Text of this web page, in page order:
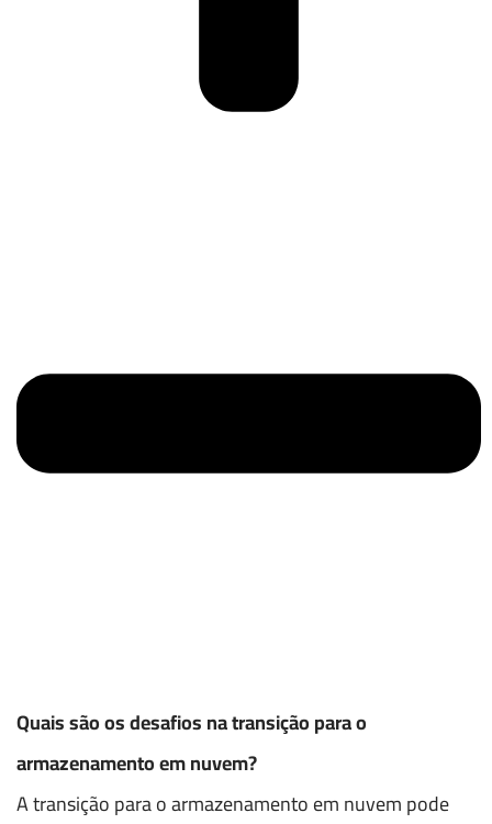
Quais são os desafios na transição para o
armazenamento em nuvem?
A transição para o armazenamento em nuvem pode